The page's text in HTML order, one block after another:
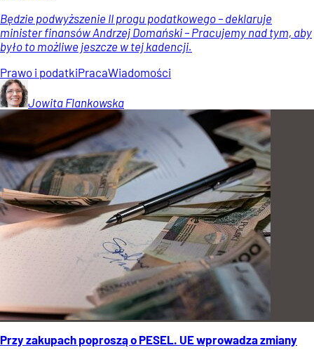
Będzie podwyższenie II progu podatkowego – deklaruje
minister finansów Andrzej Domański – Pracujemy nad tym, aby
było to możliwe jeszcze w tej kadencji.
Prawo i podatkiPracaWiadomości
Jowita Flankowska
Przy zakupach poproszą o PESEL. UE wprowadza zmiany